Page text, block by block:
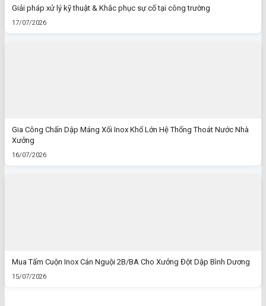
Giải pháp xử lý kỹ thuật & Khắc phục sự cố tại công trường
17/07/2026
Gia Công Chấn Dập Máng Xối Inox Khổ Lớn Hệ Thống Thoát Nước Nhà
Xưởng
16/07/2026
Mua Tấm Cuộn Inox Cán Nguội 2B/BA Cho Xưởng Đột Dập Bình Dương
15/07/2026